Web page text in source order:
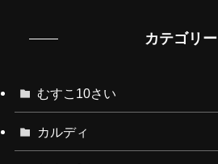
カテゴリー
むすこ10さい
カルディ